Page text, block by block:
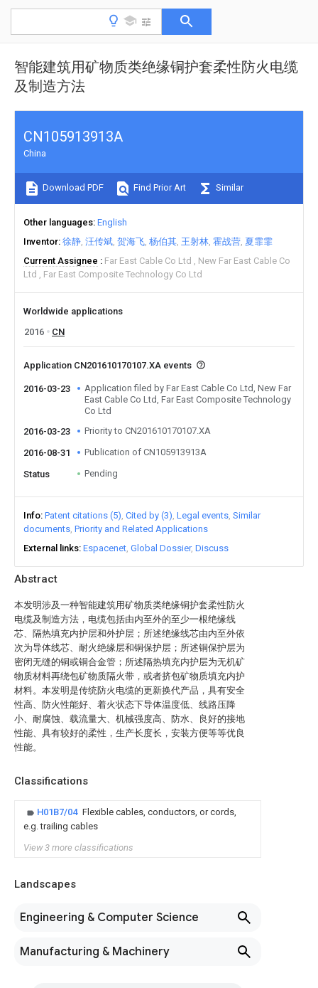
智能建筑用矿物质类绝缘铜护套柔性防火电缆
及制造方法
Abstract
本发明涉及一种智能建筑用矿物质类绝缘铜护套柔性防火
电缆及制造方法，电缆包括由内至外的至少一根绝缘线
芯、隔热填充内护层和外护层；所述绝缘线芯由内至外依
次为导体线芯、耐火绝缘层和铜保护层；所述铜保护层为
密闭无缝的铜或铜合金管；所述隔热填充内护层为无机矿
物质材料再绕包矿物质隔火带，或者挤包矿物质填充内护
材料。本发明是传统防火电缆的更新换代产品，具有安全
性高、防火性能好、着火状态下导体温度低、线路压降
小、耐腐蚀、载流量大、机械强度高、防水、良好的接地
性能、具有较好的柔性，生产长度长，安装方便等等优良
性能。
Classifications
H01B7/04 Flexible cables, conductors, or cords,
e.g. trailing cables
View 3 more classifications
Landscapes
Engineering & Computer Science
Manufacturing & Machinery
CN105913913A
China
Download PDF Find Prior Art Similar
Other languages English
Inventor 徐静 汪传斌 贺海飞 杨伯其 王射林 霍战营 夏霏霏
Current Assignee
Far East Cable Co Ltd
New Far East Cable Co
Ltd
Far East Composite Technology Co Ltd
Worldwide applications
2016
CN
Application CN201610170107.XA events
2016-03-23
Application filed by Far East Cable Co Ltd, New Far
East Cable Co Ltd, Far East Composite Technology
Co Ltd
2016-03-23
Priority to CN201610170107.XA
2016-08-31 Publication of CN105913913A
Status Pending
Info Patent citations (5) Cited by (3) Legal events Similar
documents Priority and Related Applications
External links Espacenet Global Dossier Discuss